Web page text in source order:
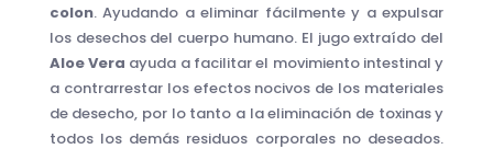
colon. Ayudando a eliminar fácilmente y a expulsar
los desechos del cuerpo humano. El jugo extraído del
Aloe Vera ayuda a facilitar el movimiento intestinal y
a contrarrestar los efectos nocivos de los materiales
de desecho, por lo tanto a la eliminación de toxinas y
todos los demás residuos corporales no deseados.